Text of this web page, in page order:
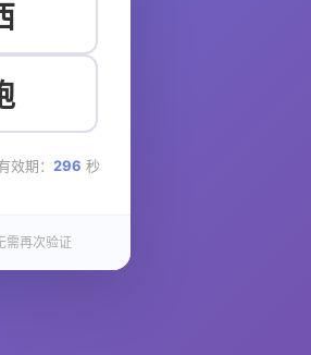
效期： 296 秒
需再次验证